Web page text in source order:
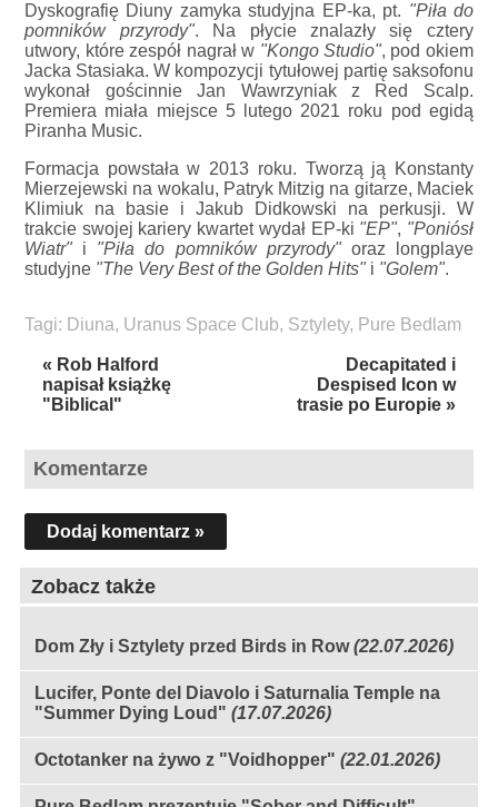
Dyskografię Diuny zamyka studyjna EP-ka, pt. "Piła do
pomników przyrody". Na płycie znalazły się cztery
utwory, które zespół nagrał w "Kongo Studio", pod okiem
Jacka Stasiaka. W kompozycji tytułowej partię saksofonu
wykonał gościnnie Jan Wawrzyniak z Red Scalp.
Premiera miała miejsce 5 lutego 2021 roku pod egidą
Piranha Music.
Formacja powstała w 2013 roku. Tworzą ją Konstanty
Mierzejewski na wokalu, Patryk Mitzig na gitarze, Maciek
Klimiuk na basie i Jakub Didkowski na perkusji. W
trakcie swojej kariery kwartet wydał EP-ki "EP", "Poniósł
Wiatr" i "Piła do pomników przyrody" oraz longplaye
studyjne "The Very Best of the Golden Hits" i "Golem".
Tagi: Diuna, Uranus Space Club, Sztylety, Pure Bedlam
« Rob Halford
napisał książkę
"Biblical"
Decapitated i
Despised Icon w
trasie po Europie »
Komentarze
Dodaj komentarz »
Zobacz także
Dom Zły i Sztylety przed Birds in Row (22.07.2026)
Lucifer, Ponte del Diavolo i Saturnalia Temple na
"Summer Dying Loud" (17.07.2026)
Octotanker na żywo z "Voidhopper" (22.01.2026)